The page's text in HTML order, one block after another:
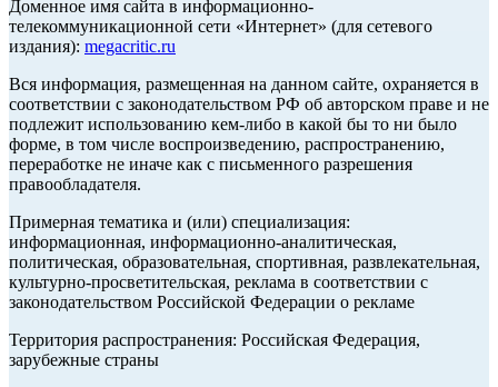
Доменное имя сайта в информационно-
телекоммуникационной сети «Интернет» (для сетевого
издания): megacritic.ru
Вся информация, размещенная на данном сайте, охраняется в
соответствии с законодательством РФ об авторском праве и не
подлежит использованию кем-либо в какой бы то ни было
форме, в том числе воспроизведению, распространению,
переработке не иначе как с письменного разрешения
правообладателя.
Примерная тематика и (или) специализация:
информационная, информационно-аналитическая,
политическая, образовательная, спортивная, развлекательная,
культурно-просветительская, реклама в соответствии с
законодательством Российской Федерации о рекламе
Территория распространения: Российская Федерация,
зарубежные страны